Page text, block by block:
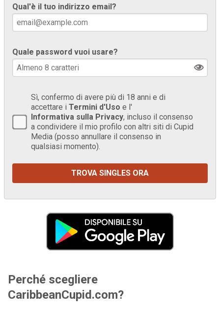
Qual'è il tuo indirizzo email?
Quale password vuoi usare?
Sì, confermo di avere più di 18 anni e di
accettare i Termini d'Uso e l'
Informativa sulla Privacy, incluso il consenso
a condividere il mio profilo con altri siti di Cupid
Media (posso annullare il consenso in
qualsiasi momento).
Perché scegliere
CaribbeanCupid.com?